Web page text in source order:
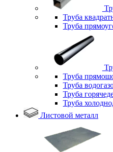
Труба
Труба
Труба
Труба
Труба
Труба
Листовой металл